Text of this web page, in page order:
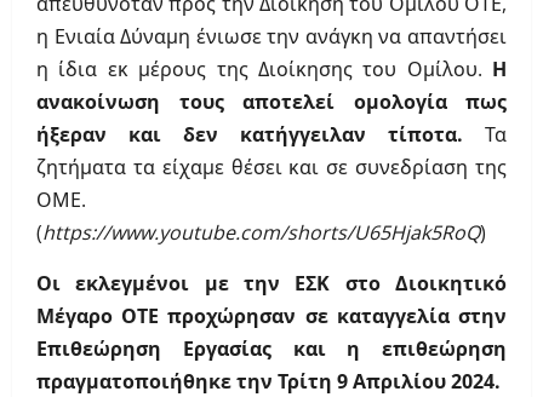
η Ενιαία Δύναμη ένιωσε την ανάγκη να απαντήσει
η ίδια εκ μέρους της Διοίκησης του Ομίλου. Η
ανακοίνωση τους αποτελεί ομολογία πως
ήξεραν και δεν κατήγγειλαν τίποτα. Τα
ζητήματα τα είχαμε θέσει και σε συνεδρίαση της
ΟΜΕ.
(https://www.youtube.com/shorts/U65Hjak5RoQ)
Οι εκλεγμένοι με την ΕΣΚ στο Διοικητικό
Μέγαρο ΟΤΕ προχώρησαν σε καταγγελία στην
Επιθεώρηση Εργασίας και η επιθεώρηση
πραγματοποιήθηκε την Τρίτη 9 Απριλίου 2024.